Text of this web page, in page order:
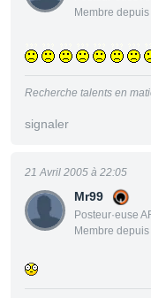
Membre
Recherche talents en
signaler
Mr99
Posteur·euse
Membre
21 Avril 2005 à 22:05